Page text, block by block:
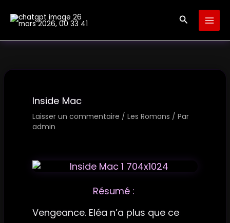
Inside Mac
Laisser un commentaire /Les Romans / Par
admin
Résumé :
Vengeance. Eléa n’a plus que ce